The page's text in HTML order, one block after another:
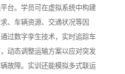
台。学员可在虚拟系统中构建
、车辆资源、交通状况等因
过数字孪生技术，实时追踪车
动态调整运输方案以应对突发
故障。实训还能模拟多式联运